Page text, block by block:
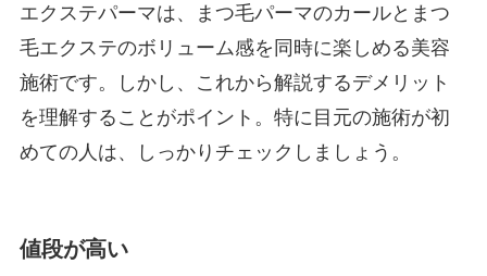
エクステパーマは、まつ毛パーマのカールとまつ
毛エクステのボリューム感を同時に楽しめる美容
施術です。しかし、これから解説するデメリット
を理解することがポイント。特に目元の施術が初
めての人は、しっかりチェックしましょう。
値段が高い